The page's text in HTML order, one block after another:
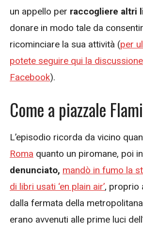
un appello per raccogliere altri
donare in modo tale da
ricominciare la sua attività (per
potete seguire qui la
Facebook).
Come a piazzale
L’episodio ricorda da vicino
Roma quanto un piromane, poi
denunciato, mandò in fumo la
di libri usati ‘en plain air’, proprio
dalla fermata della
erano avvenuti alle prime luci